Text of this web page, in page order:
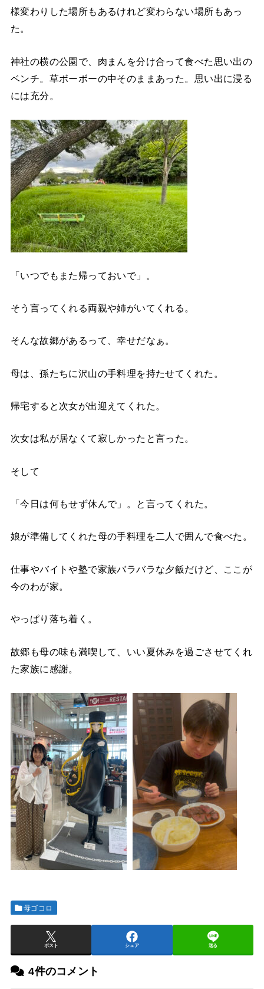
様変わりした場所もあるけれど変わらない場所もあっ
た。
神社の横の公園で、肉まんを分け合って食べた思い出の
ベンチ。草ボーボーの中そのままあった。思い出に浸る
には充分。
「いつでもまた帰っておいで」。
そう言ってくれる両親や姉がいてくれる。
そんな故郷があるって、幸せだなぁ。
母は、孫たちに沢山の手料理を持たせてくれた。
帰宅すると次女が出迎えてくれた。
次女は私が居なくて寂しかったと言った。
そして
「今日は何もせず休んで」。と言ってくれた。
娘が準備してくれた母の手料理を二人で囲んで食べた。
仕事やバイトや塾で家族バラバラな夕飯だけど、ここが
今のわが家。
やっぱり落ち着く。
故郷も母の味も満喫して、いい夏休みを過ごさせてくれ
た家族に感謝。
母ゴコロ
ポスト シェア 送る
4件のコメント